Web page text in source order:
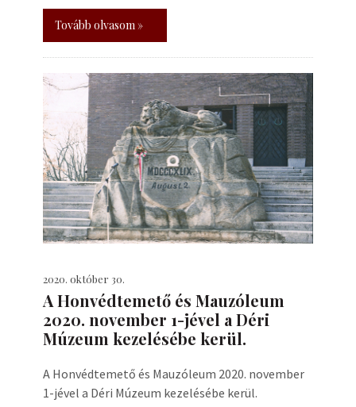
Tovább olvasom »
2020. október 30.
A Honvédtemető és Mauzóleum
2020. november 1-jével a Déri
Múzeum kezelésébe kerül.
A Honvédtemető és Mauzóleum 2020. november
1-jével a Déri Múzeum kezelésébe kerül.